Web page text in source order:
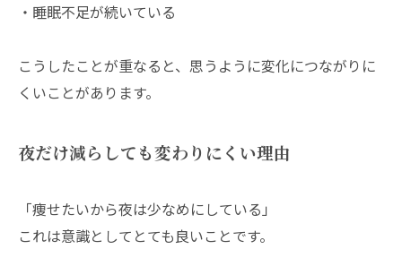
・睡眠不足が続いている
こうしたことが重なると、思うように変化につながりに
くいことがあります。
夜だけ減らしても変わりにくい理由
「痩せたいから夜は少なめにしている」
これは意識としてとても良いことです。